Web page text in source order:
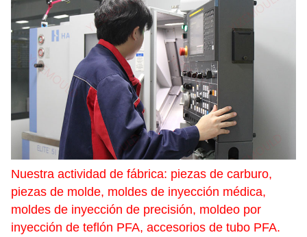
Nuestra actividad de fábrica: piezas de carburo,
piezas de molde, moldes de inyección médica,
moldes de inyección de precisión, moldeo por
inyección de teflón PFA, accesorios de tubo PFA.